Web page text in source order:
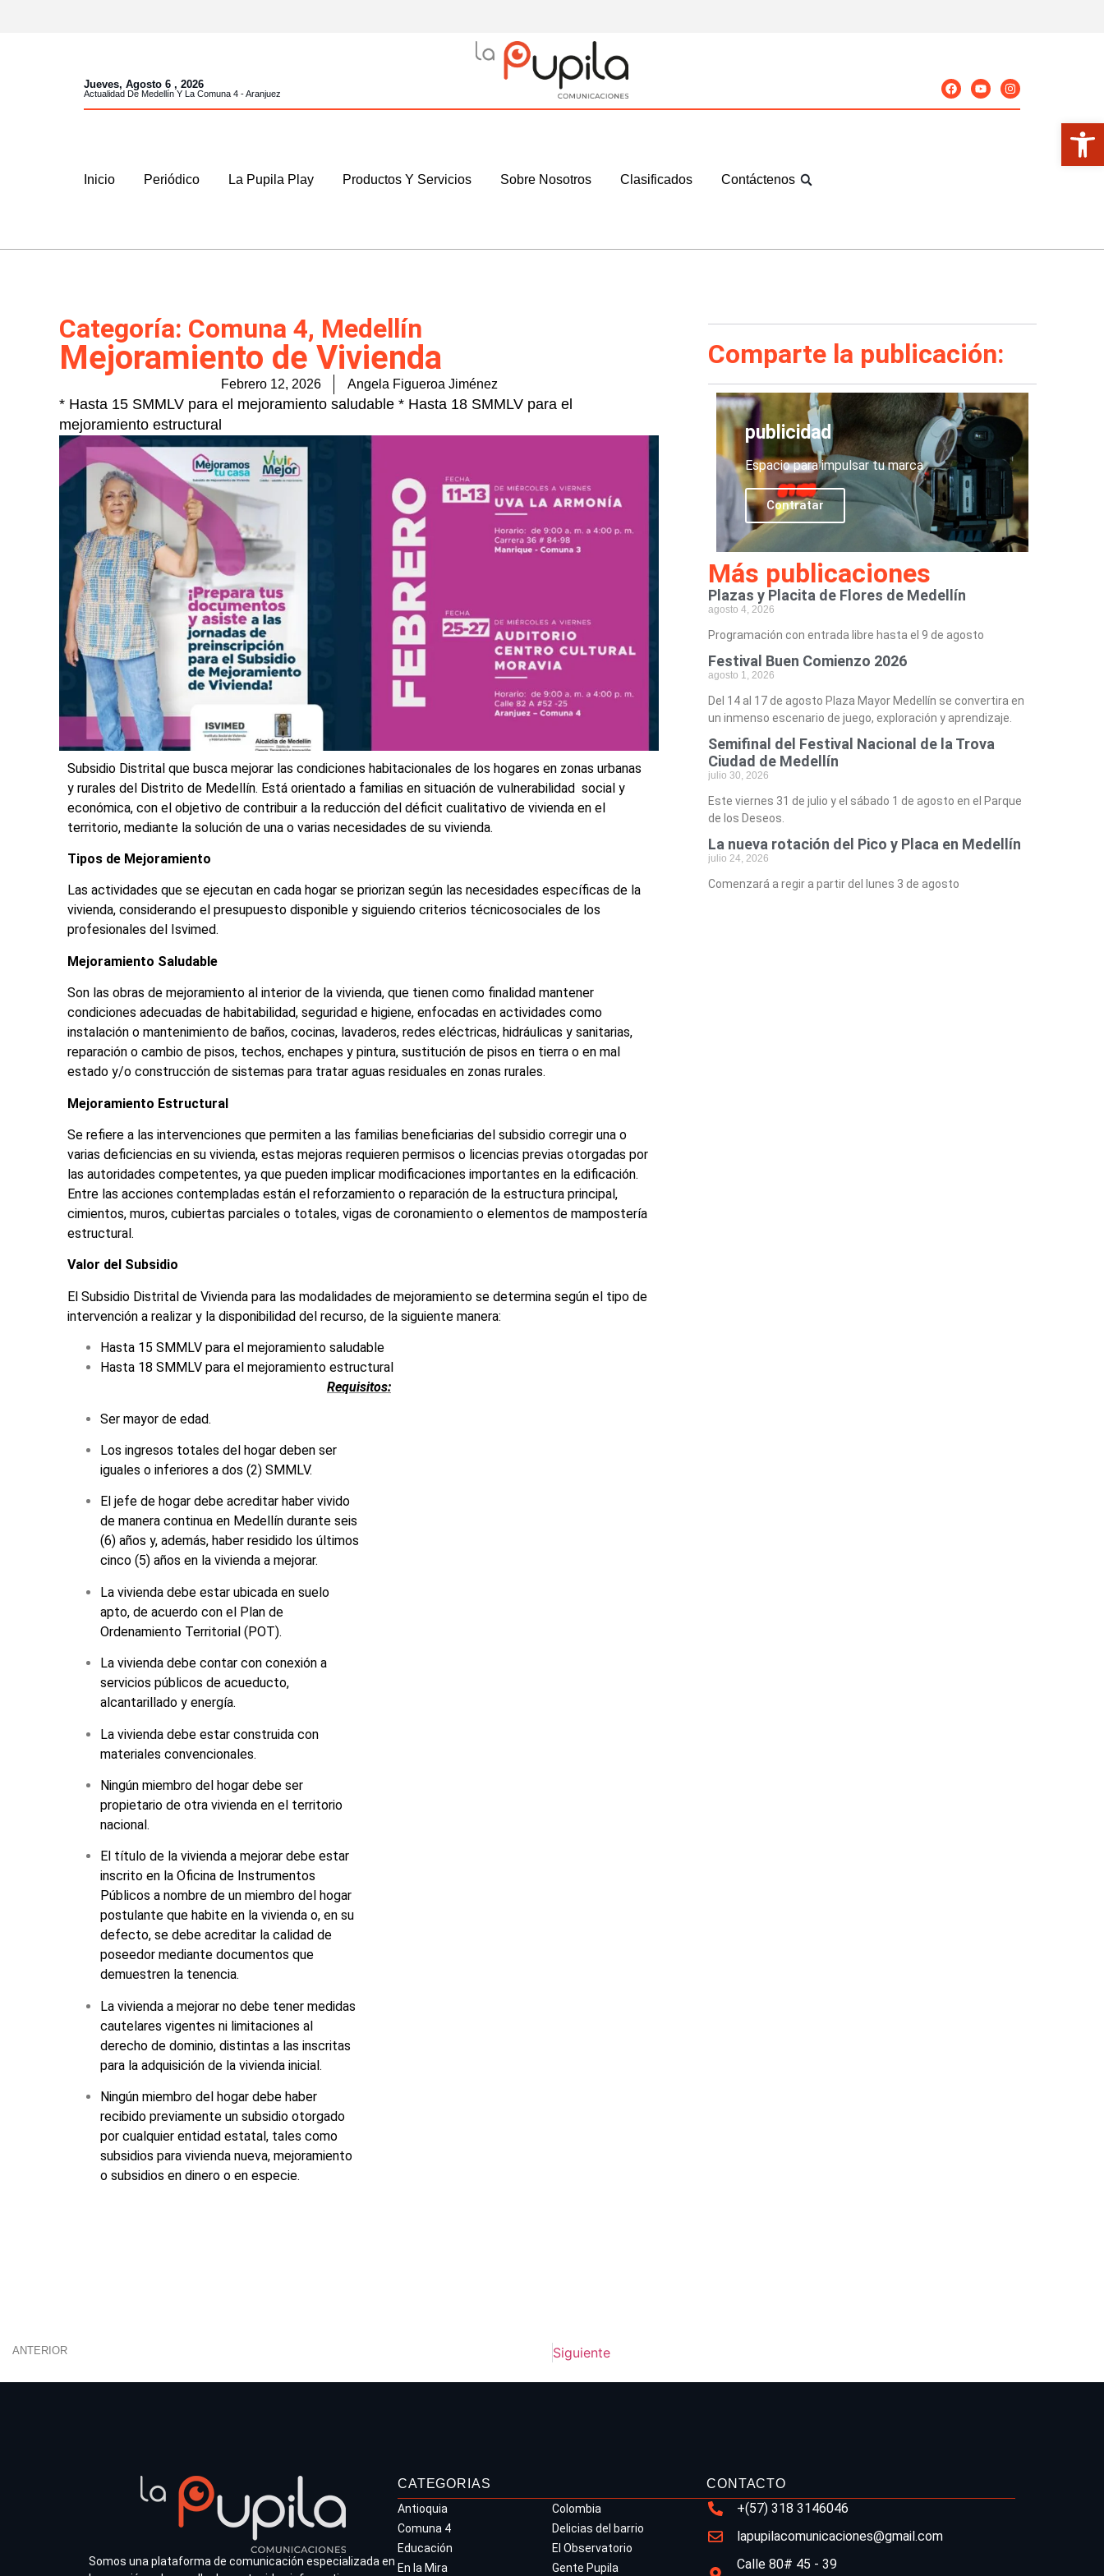
Jueves, Agosto 6 , 2026
Actualidad De Medellín Y La Comuna 4 - Aranjuez
Inicio Periódico La Pupila Play Productos Y Servicios Sobre Nosotros Clasificados Contáctenos
Categoría: Comuna 4, Medellín
Mejoramiento de Vivienda
Febrero 12, 2026 Angela Figueroa Jiménez
* Hasta 15 SMMLV para el mejoramiento saludable * Hasta 18 SMMLV para el
mejoramiento estructural
Subsidio Distrital que busca mejorar las condiciones habitacionales de los hogares en zonas urbanas
y rurales del Distrito de Medellín. Está orientado a familias en situación de vulnerabilidad social y
económica, con el objetivo de contribuir a la reducción del déficit cualitativo de vivienda en el
territorio, mediante la solución de una o varias necesidades de su vivienda.
Tipos de Mejoramiento
Las actividades que se ejecutan en cada hogar se priorizan según las necesidades específicas de la
vivienda, considerando el presupuesto disponible y siguiendo criterios técnicosociales de los
profesionales del Isvimed.
Mejoramiento Saludable
Son las obras de mejoramiento al interior de la vivienda, que tienen como finalidad mantener
condiciones adecuadas de habitabilidad, seguridad e higiene, enfocadas en actividades como
instalación o mantenimiento de baños, cocinas, lavaderos, redes eléctricas, hidráulicas y sanitarias,
reparación o cambio de pisos, techos, enchapes y pintura, sustitución de pisos en tierra o en mal
estado y/o construcción de sistemas para tratar aguas residuales en zonas rurales.
Mejoramiento Estructural
Se refiere a las intervenciones que permiten a las familias beneficiarias del subsidio corregir una o
varias deficiencias en su vivienda, estas mejoras requieren permisos o licencias previas otorgadas por
las autoridades competentes, ya que pueden implicar modificaciones importantes en la edificación.
Entre las acciones contempladas están el reforzamiento o reparación de la estructura principal,
cimientos, muros, cubiertas parciales o totales, vigas de coronamiento o elementos de mampostería
estructural.
Valor del Subsidio
El Subsidio Distrital de Vivienda para las modalidades de mejoramiento se determina según el tipo de
intervención a realizar y la disponibilidad del recurso, de la siguiente manera:
Hasta 15 SMMLV para el mejoramiento saludable
Hasta 18 SMMLV para el mejoramiento estructural
Requisitos:
Ser mayor de edad.
Los ingresos totales del hogar deben ser
iguales o inferiores a dos (2) SMMLV.
El jefe de hogar debe acreditar haber vivido
de manera continua en Medellín durante seis
(6) años y, además, haber residido los últimos
cinco (5) años en la vivienda a mejorar.
La vivienda debe estar ubicada en suelo
apto, de acuerdo con el Plan de
Ordenamiento Territorial (POT).
La vivienda debe contar con conexión a
servicios públicos de acueducto,
alcantarillado y energía.
La vivienda debe estar construida con
materiales convencionales.
Ningún miembro del hogar debe ser
propietario de otra vivienda en el territorio
nacional.
El título de la vivienda a mejorar debe estar
inscrito en la Oficina de Instrumentos
Públicos a nombre de un miembro del hogar
postulante que habite en la vivienda o, en su
defecto, se debe acreditar la calidad de
poseedor mediante documentos que
demuestren la tenencia.
La vivienda a mejorar no debe tener medidas
cautelares vigentes ni limitaciones al
derecho de dominio, distintas a las inscritas
para la adquisición de la vivienda inicial.
Ningún miembro del hogar debe haber
recibido previamente un subsidio otorgado
por cualquier entidad estatal, tales como
subsidios para vivienda nueva, mejoramiento
o subsidios en dinero o en especie.
Comparte la publicación:
publicidad
Espacio para impulsar tu marca
Contratar
Más publicaciones
Plazas y Placita de Flores de Medellín
agosto 4, 2026
Programación con entrada libre hasta el 9 de agosto
Festival Buen Comienzo 2026
agosto 1, 2026
Del 14 al 17 de agosto Plaza Mayor Medellín se convertira en
un inmenso escenario de juego, exploración y aprendizaje.
Semifinal del Festival Nacional de la Trova
Ciudad de Medellín
julio 30, 2026
Este viernes 31 de julio y el sábado 1 de agosto en el Parque
de los Deseos.
La nueva rotación del Pico y Placa en Medellín
julio 24, 2026
Comenzará a regir a partir del lunes 3 de agosto
ANTERIOR Siguiente
Somos una plataforma de comunicación especializada en
CATEGORIAS
Antioquia
Colombia
Comuna 4
Delicias del barrio
Educación
El Observatorio
En la Mira
Gente Pupila
CONTACTO
+(57) 318 3146046
lapupilacomunicaciones@gmail.com
Calle 80# 45 - 39
Abrir